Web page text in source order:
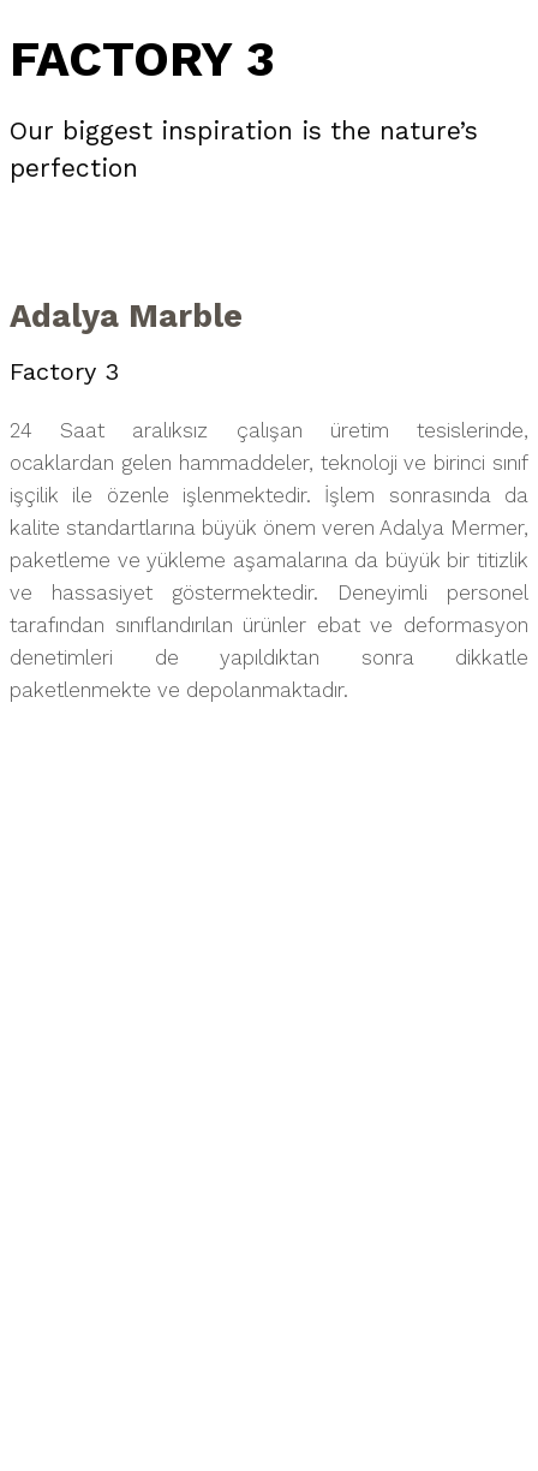
FACTORY 3
Our biggest inspiration is the nature’s
perfection
Adalya Marble
Factory 3
24 Saat aralıksız çalışan üretim tesislerinde,
ocaklardan gelen hammaddeler, teknoloji ve birinci sınıf
işçilik ile özenle işlenmektedir. İşlem sonrasında da
kalite standartlarına büyük önem veren Adalya Mermer,
paketleme ve yükleme aşamalarına da büyük bir titizlik
ve hassasiyet göstermektedir. Deneyimli personel
tarafından sınıflandırılan ürünler ebat ve deformasyon
denetimleri de yapıldıktan sonra dikkatle
paketlenmekte ve depolanmaktadır.